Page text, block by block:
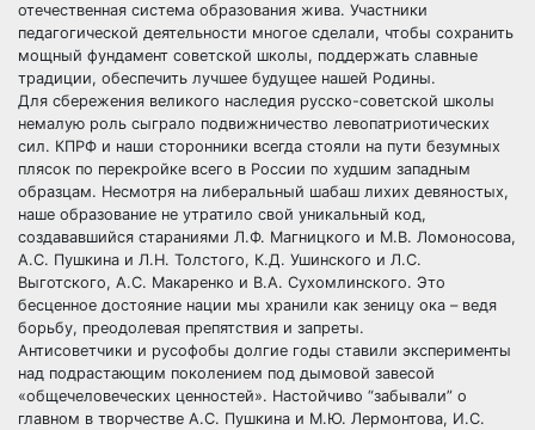
отечественная система образования жива. Участники
педагогической деятельности многое сделали, чтобы сохранить
мощный фундамент советской школы, поддержать славные
традиции, обеспечить лучшее будущее нашей Родины.
Для сбережения великого наследия русско-советской школы
немалую роль сыграло подвижничество левопатриотических
сил. КПРФ и наши сторонники всегда стояли на пути безумных
плясок по перекройке всего в России по худшим западным
образцам. Несмотря на либеральный шабаш лихих девяностых,
наше образование не утратило свой уникальный код,
создававшийся стараниями Л.Ф. Магницкого и М.В. Ломоносова,
А.С. Пушкина и Л.Н. Толстого, К.Д. Ушинского и Л.С.
Выготского, А.С. Макаренко и В.А. Сухомлинского. Это
бесценное достояние нации мы хранили как зеницу ока – ведя
борьбу, преодолевая препятствия и запреты.
Антисоветчики и русофобы долгие годы ставили эксперименты
над подрастающим поколением под дымовой завесой
«общечеловеческих ценностей». Настойчиво “забывали” о
главном в творчестве А.С. Пушкина и М.Ю. Лермонтова, И.С.